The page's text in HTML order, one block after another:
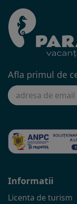
Afla primul de
Informatii
Licenta de turism